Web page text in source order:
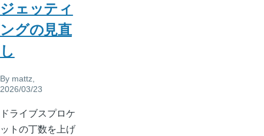
ジェッティ
ングの見直
し
By mattz
2026/03/23
ドライブスプロケ
ットの丁数を上げ